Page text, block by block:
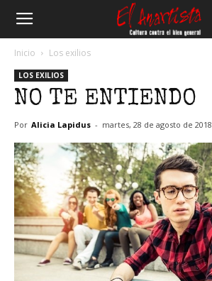
Anartista
Inicio Los exilios
LOS EXILIOS
NO TE ENTIENDO
Por Alicia Lapidus - martes, 28 de agosto de 2018